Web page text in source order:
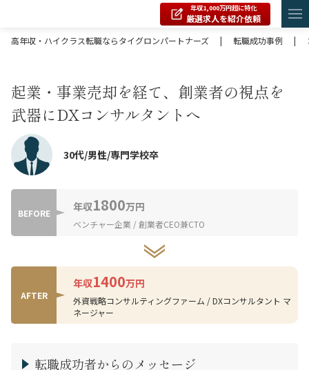
年収1,000万円超に特化
厳選求人を紹介依頼
高年収・ハイクラス転職ならタイグロンパートナーズ
| 転職成功事例 |
起業・事業売却を経て、創業者の視点を
武器にDXコンサルタントへ
30代/男性/専門学校卒
BEFORE 年収1800万円
ベンチャー企業 / 創業者CEO兼CTO
AFTER
年収1400万円
外資戦略コンサルティングファーム / DXコンサルタント マ
ネージャー
転職成功者からのメッセージ